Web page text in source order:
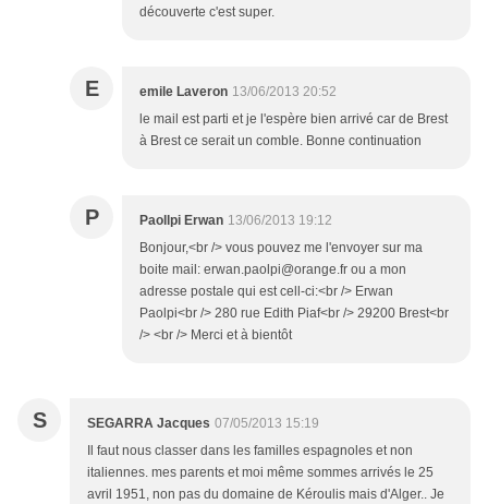
découverte c'est super.
E emile Laveron 13/06/2013 20:52
le mail est parti et je l'espère bien arrivé car de Brest
à Brest ce serait un comble. Bonne continuation
P Paollpi Erwan 13/06/2013 19:12
Bonjour,<br /> vous pouvez me l'envoyer sur ma
boite mail: erwan.paolpi@orange.fr ou a mon
adresse postale qui est cell-ci:<br /> Erwan
Paolpi<br /> 280 rue Edith Piaf<br /> 29200 Brest<br
/> <br /> Merci et à bientôt
S SEGARRA Jacques 07/05/2013 15:19
Il faut nous classer dans les familles espagnoles et non
italiennes. mes parents et moi même sommes arrivés le 25
avril 1951, non pas du domaine de Kéroulis mais d'Alger.. Je